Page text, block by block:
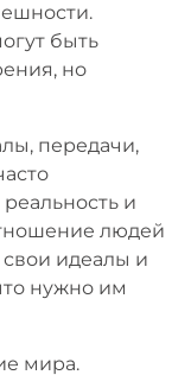
быть
но
передачи,
и
людей
свои идеалы и
нужно им
мира.